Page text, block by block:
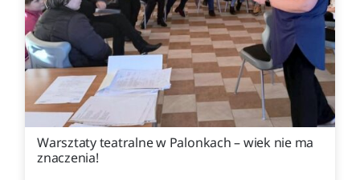
Warsztaty teatralne w Palonkach – wiek nie ma
znaczenia!